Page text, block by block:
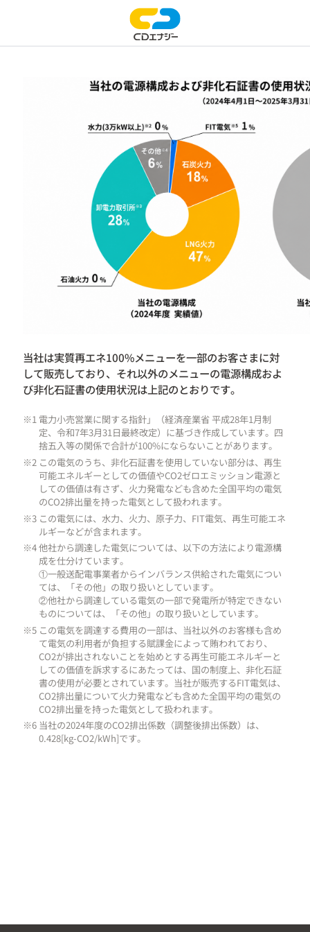
当社は実質再エネ100%メニューを一部のお客さまに対
して販売しており、それ以外のメニューの電源構成およ
び非化石証書の使用状況は上記のとおりです。
※1 電力小売営業に関する指針」（経済産業省 平成28年1月制
定、令和7年3月31日最終改定）に基づき作成しています。四
捨五入等の関係で合計が100%にならないことがあります。
※2 この電気のうち、非化石証書を使用していない部分は、再生
可能エネルギーとしての価値やCO2ゼロエミッション電源と
しての価値は有さず、火力発電なども含めた全国平均の電気
のCO2排出量を持った電気として扱われます。
※3 この電気には、水力、火力、原子力、FIT電気、再生可能エネ
ルギーなどが含まれます。
※4 他社から調達した電気については、以下の方法により電源構
成を仕分けています。
①一般送配電事業者からインバランス供給された電気につい
ては、「その他」の取り扱いとしています。
②他社から調達している電気の一部で発電所が特定できない
ものについては、「その他」の取り扱いとしています。
※5 この電気を調達する費用の一部は、当社以外のお客様も含め
て電気の利用者が負担する賦課金によって賄われており、
CO2が排出されないことを始めとする再生可能エネルギーと
しての価値を訴求するにあたっては、国の制度上、非化石証
書の使用が必要とされています。当社が販売するFIT電気は、
CO2排出量について火力発電なども含めた全国平均の電気の
CO2排出量を持った電気として扱われます。
※6 当社の2024年度のCO2排出係数（調整後排出係数）は、
0.428[kg-CO2/kWh]です。